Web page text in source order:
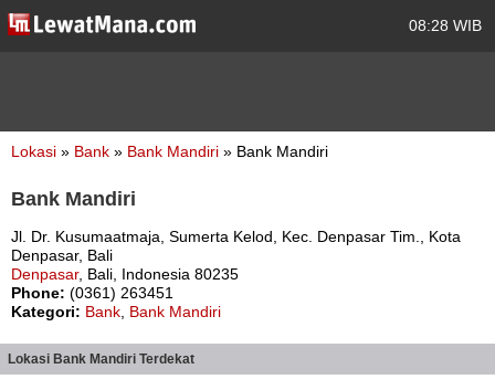
08:28 WIB
Lokasi » Bank » Bank Mandiri » Bank Mandiri
Bank Mandiri
Jl. Dr. Kusumaatmaja, Sumerta Kelod, Kec. Denpasar Tim., Kota
Denpasar, Bali
Denpasar, Bali, Indonesia 80235
Phone: (0361) 263451
Kategori: Bank Bank Mandiri
Lokasi Bank Mandiri Terdekat